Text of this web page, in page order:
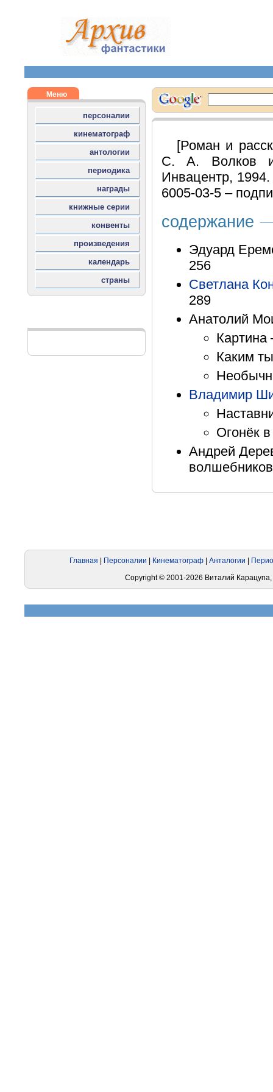
[Роман и
С. А. Волков
Инвацентр,
6005-03-5 –
содержание
Эдуард
256
Светлана
289
Анатолий
Картина
Каким
Владимир
Огонёк
Андрей